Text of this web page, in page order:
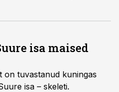
isa maised
on tuvastanud kuningas
isa – skeleti.